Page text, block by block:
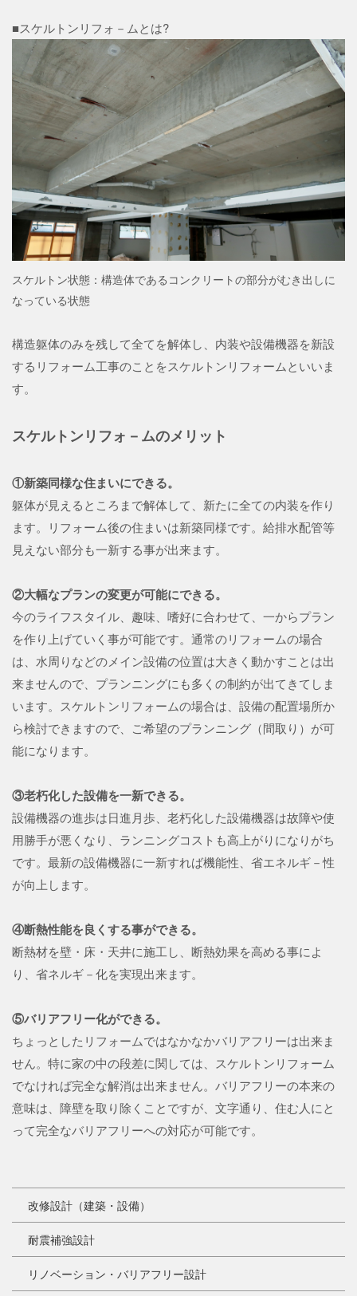
■スケルトンリフォ－ムとは?
スケルトン状態：構造体であるコンクリートの部分がむき出しに
なっている状態
構造躯体のみを残して全てを解体し、内装や設備機器を新設
するリフォーム工事のことをスケルトンリフォームといいま
す。
スケルトンリフォ－ムのメリット
①新築同様な住まいにできる。
躯体が見えるところまで解体して、新たに全ての内装を作り
ます。リフォーム後の住まいは新築同様です。給排水配管等
見えない部分も一新する事が出来ます。
②大幅なプランの変更が可能にできる。
今のライフスタイル、趣味、嗜好に合わせて、一からプラン
を作り上げていく事が可能です。通常のリフォームの場合
は、水周りなどのメイン設備の位置は大きく動かすことは出
来ませんので、プランニングにも多くの制約が出てきてしま
います。スケルトンリフォームの場合は、設備の配置場所か
ら検討できますので、ご希望のプランニング（間取り）が可
能になります。
③老朽化した設備を一新できる。
設備機器の進歩は日進月歩、老朽化した設備機器は故障や使
用勝手が悪くなり、ランニングコストも高上がりになりがち
です。最新の設備機器に一新すれば機能性、省エネルギ－性
が向上します。
④断熱性能を良くする事ができる。
断熱材を壁・床・天井に施工し、断熱効果を高める事によ
り、省ネルギ－化を実現出来ます。
⑤バリアフリー化ができる。
ちょっとしたリフォームではなかなかバリアフリーは出来ま
せん。特に家の中の段差に関しては、スケルトンリフォーム
でなければ完全な解消は出来ません。バリアフリーの本来の
意味は、障壁を取り除くことですが、文字通り、住む人にと
って完全なバリアフリーへの対応が可能です。
改修設計（建築・設備）
耐震補強設計
リノベーション・バリアフリー設計